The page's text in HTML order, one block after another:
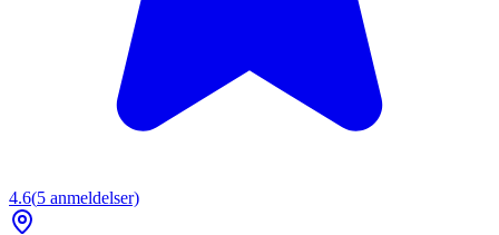
4.6(5 anmeldelser)